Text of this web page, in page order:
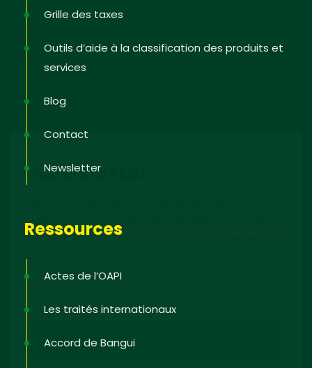
Grille des taxes
Outils d’aide à la classification des produits et
services
Blog
Contact
Newsletter
Ressources
Actes de l’OAPI
Les traités internationaux
Accord de Bangui
Newsletter
informations ; les offres de formation ; l’actualité de
PI dans les Etats, les astuces pour protéger et